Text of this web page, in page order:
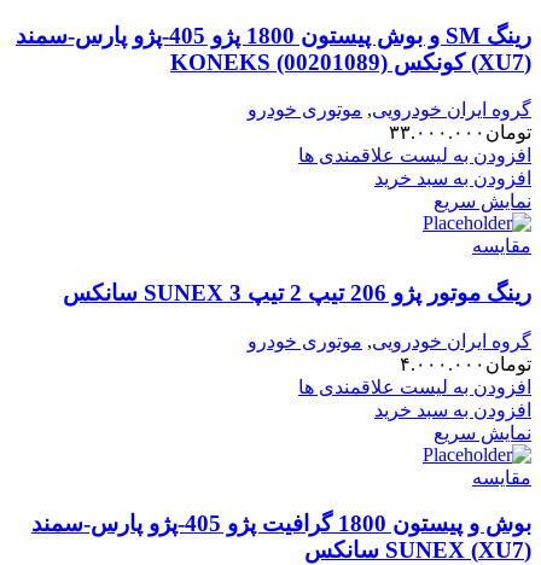
رینگ SM و بوش پیستون 1800 پژو 405-پژو پارس-سمند
(XU7) کونکس KONEKS (00201089)
گروه ایران خودرویی, موتوری خودرو
تومان ۳۳.۰۰۰.۰۰۰
افزودن به لیست علاقمندی ها
افزودن به سبد خرید
نمایش سریع
مقایسه
رینگ موتور پژو 206 تیپ 2 تیپ 3 SUNEX سانکس
گروه ایران خودرویی, موتوری خودرو
تومان ۴.۰۰۰.۰۰۰
افزودن به لیست علاقمندی ها
افزودن به سبد خرید
نمایش سریع
مقایسه
بوش و پیستون 1800 گرافیت پژو 405-پژو پارس-سمند
(XU7) SUNEX سانکس